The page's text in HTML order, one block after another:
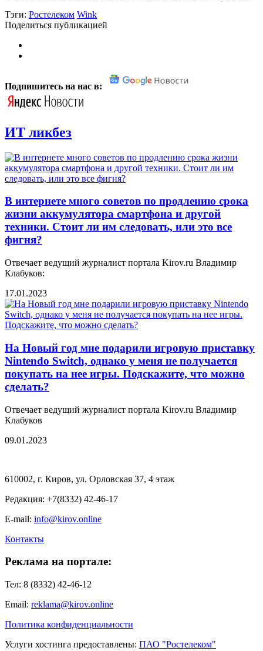
Тэги: Ростелеком Wink
Поделиться публикацией
Подпишитесь на нас в:
ИТ ликбез
В интернете много советов по продлению срока
жизни аккумулятора смартфона и другой
техники. Стоит ли им следовать, или это все
фигня?
Отвечает ведущий журналист портала Kirov.ru Владимир
Клабуков:
17.01.2023
На Новый год мне подарили игровую приставку
Nintendo Switch, однако у меня не получается
покупать на нее игры. Подскажите, что можно
сделать?
Отвечает ведущий журналист портала Kirov.ru Владимир
Клабуков
09.01.2023
610002, г. Киров, ул. Орловская 37, 4 этаж
Редакция: +7(8332) 42-46-17
E-mail: info@kirov.online
Контакты
Реклама на портале:
Тел: 8 (8332) 42-46-12
Email: reklama@kirov.online
Политика конфиденциальности
Услуги хостинга предоставлены: ПАО "Ростелеком"